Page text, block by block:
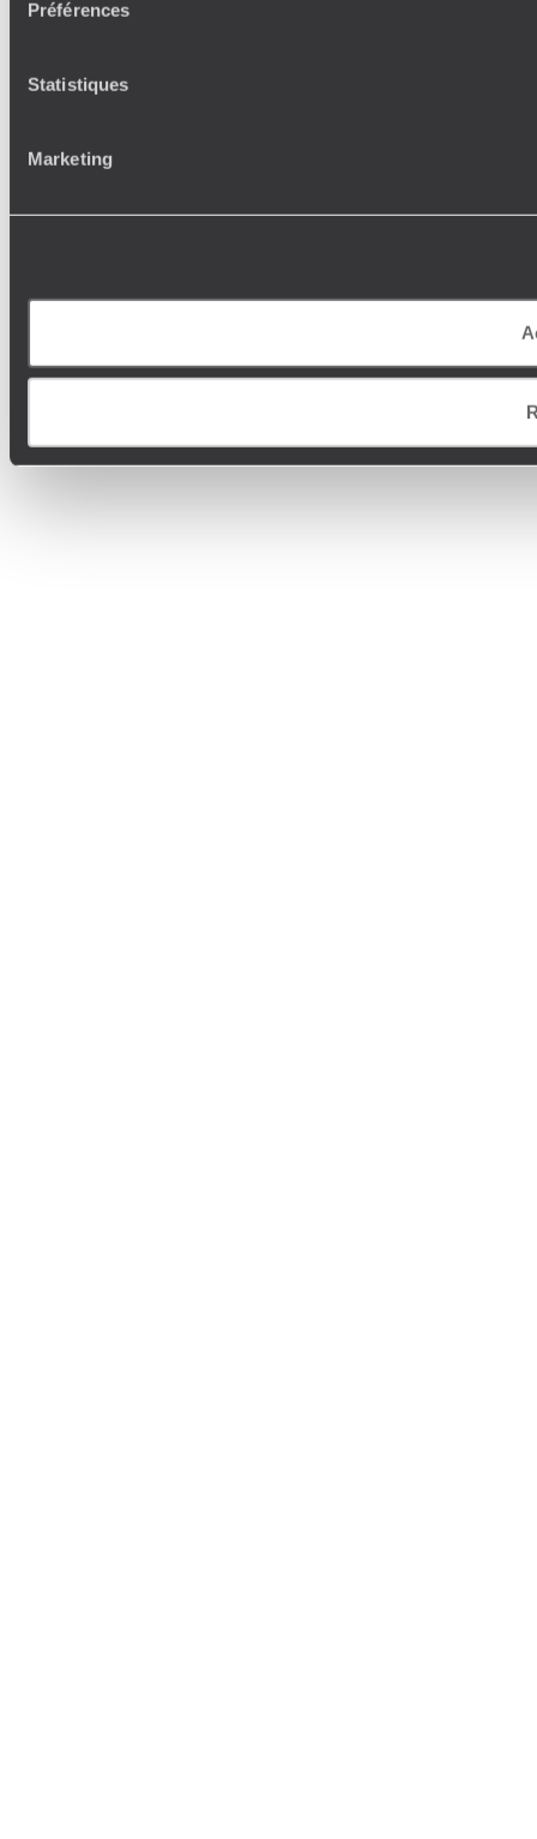
Préférences
Statistiques
Marketing